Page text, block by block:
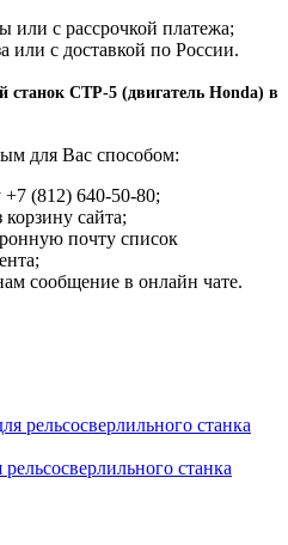
или с рассрочкой платежа;
или с доставкой по России.
станок СТР-5 (двигатель Honda) в
для Вас способом:
(812) 640-50-80;
сайта;
почту список
сообщение в онлайн чате.
станка